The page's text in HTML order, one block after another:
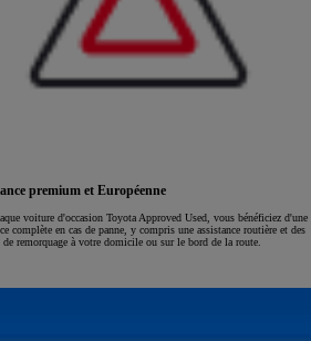
premium et Européenne
voiture d'occasion Toyota Approved Used, vous bénéficiez d'une
complète en cas de panne, y compris une assistance routière et des
de remorquage à votre domicile ou sur le bord de la route.